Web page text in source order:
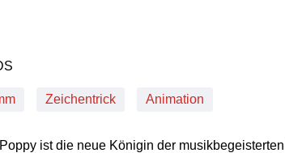
Zeichentrick Animation
ist die neue Königin der